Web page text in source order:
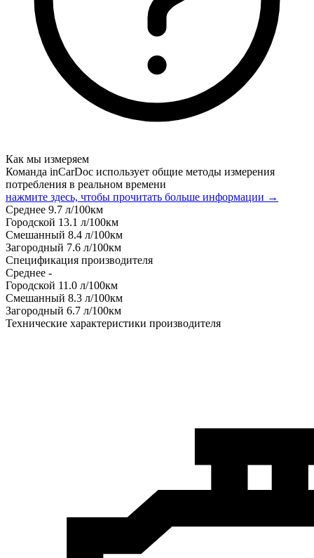
Как мы измеряем
Команда inCarDoc использует общие методы измерения
потребления в реальном времени
нажмите здесь, чтобы прочитать больше информации →
Среднее 9.7 л/100км
Городской 13.1 л/100км
Смешанный 8.4 л/100км
Загородный 7.6 л/100км
Спецификация производителя
Среднее -
Городской 11.0 л/100км
Смешанный 8.3 л/100км
Загородный 6.7 л/100км
Технические характеристики производителя